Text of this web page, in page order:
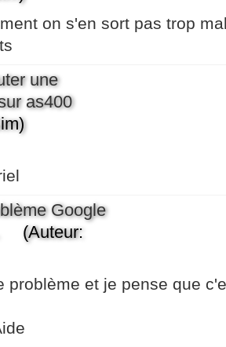
on s'en sort pas trop
une
as400
Google
(Auteur:
problème et je pense que